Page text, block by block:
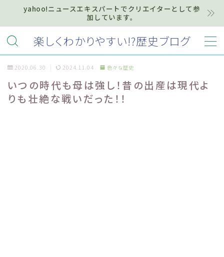
yahoo!ニュースエキスパートでクリエイターとして参
加しています。
楽しくわかりやすい!?歴史ブログ
MENU
ホーム
プライバシーポリシー
2020.06.30 2024.11.04 色々な歴史
いつの時代も母は強し！昔の出産は現代よ
りも壮絶な戦いだった！！